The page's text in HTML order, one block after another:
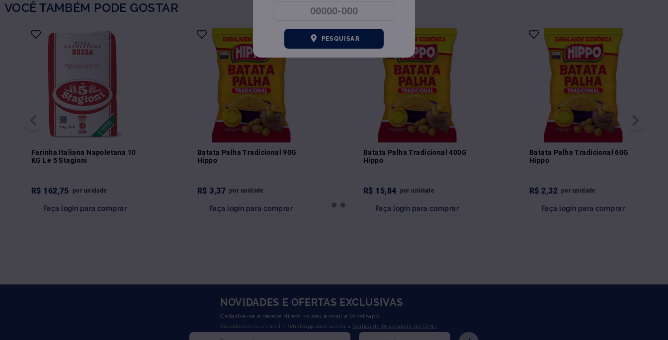
PESQUISAR
VOCÊ TAMBÉM PODE GOSTAR
Farinha Italiana Napoletana 10
KG Le 5 Stagioni
R$ 162,75 por unidade
Faça login para comprar
Batata Palha Tradicional 90G
Hippo
R$ 3,37 por unidade
Faça login para comprar
Batata Palha Tradicional 400G
Hippo
R$ 15,84 por unidade
Faça login para comprar
Batata Palha Tradicional 60G
Hippo
R$ 2,32 por unidade
Faça login para comprar
NOVIDADES E OFERTAS EXCLUSIVAS
Cadastre-se e receba direto no seu e-mail e Whatsapp!
Ao cadastrar seu email e Whatsapp você aceita a Política de Privacidade da CCN+